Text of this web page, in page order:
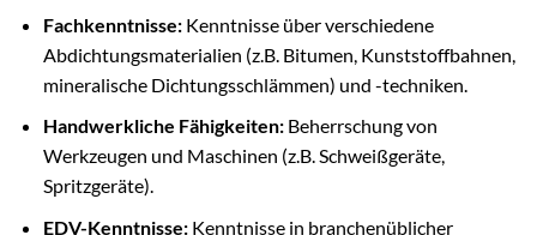
Fachkenntnisse:Kenntnisse über verschiedene
Abdichtungsmaterialien (z.B. Bitumen, Kunststoffbahnen,
mineralische Dichtungsschlämmen) und -techniken.
Handwerkliche Fähigkeiten:Beherrschung von
Werkzeugen und Maschinen (z.B. Schweißgeräte,
Spritzgeräte).
EDV-Kenntnisse:Kenntnisse in branchenüblicher